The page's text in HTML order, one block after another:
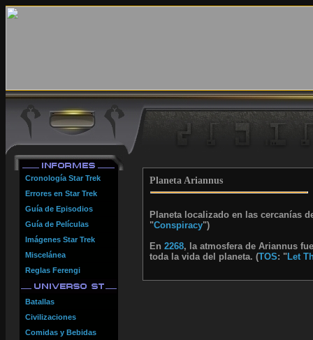
Cronología Star Trek
Errores en Star Trek
Guía de Episodios
Guía de Películas
Imágenes Star Trek
Miscelánea
Reglas Ferengi
Batallas
Civilizaciones
Comidas y Bebidas
Planeta Ariannus
Planeta localizado en las cercanías
"Conspiracy")
En2268, la atmosfera de Ariannus
toda la vida del planeta. (TOS: "Let